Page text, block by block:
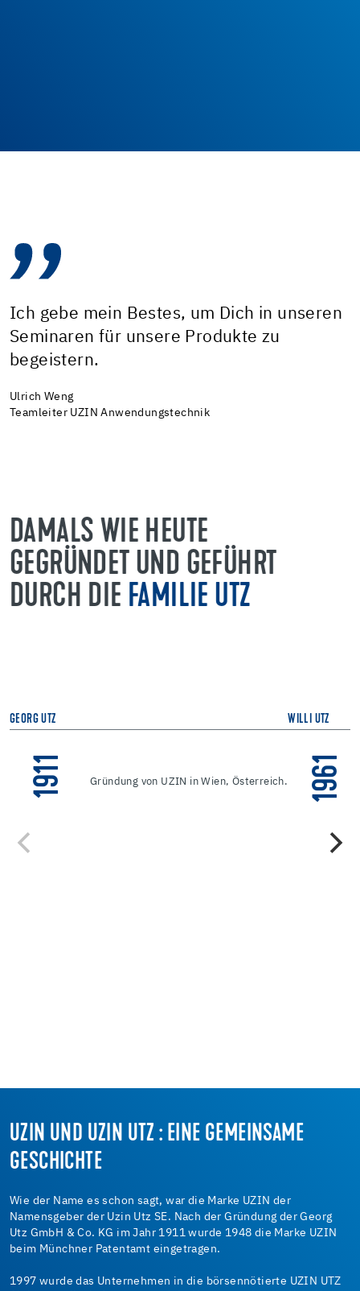
Ich gebe mein Bestes, um Dich in unseren
Seminaren für unsere Produkte zu
begeistern.
Ulrich Weng
Teamleiter UZIN Anwendungstechnik
DAMALS WIE HEUTE
GEGRÜNDET UND GEFÜHRT
DURCH DIE FAMILIE UTZ
GEORG UTZ
1911 Gründung von UZIN in Wien, Österreich.
WILLI UTZ
1961
UZIN UND UZIN UTZ : EINE GEMEINSAME
GESCHICHTE
Wie der Name es schon sagt, war die Marke UZIN der
Namensgeber der Uzin Utz SE. Nach der Gründung der Georg
Utz GmbH & Co. KG im Jahr 1911 wurde 1948 die Marke UZIN
beim Münchner Patentamt eingetragen.
1997 wurde das Unternehmen in die börsennötierte UZIN UTZ